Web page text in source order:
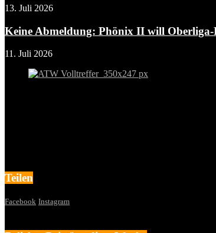
13. Juli 2026
Keine Abmeldung: Phönix II will Oberliga-
11. Juli 2026
Teilen
Facebook Instagram